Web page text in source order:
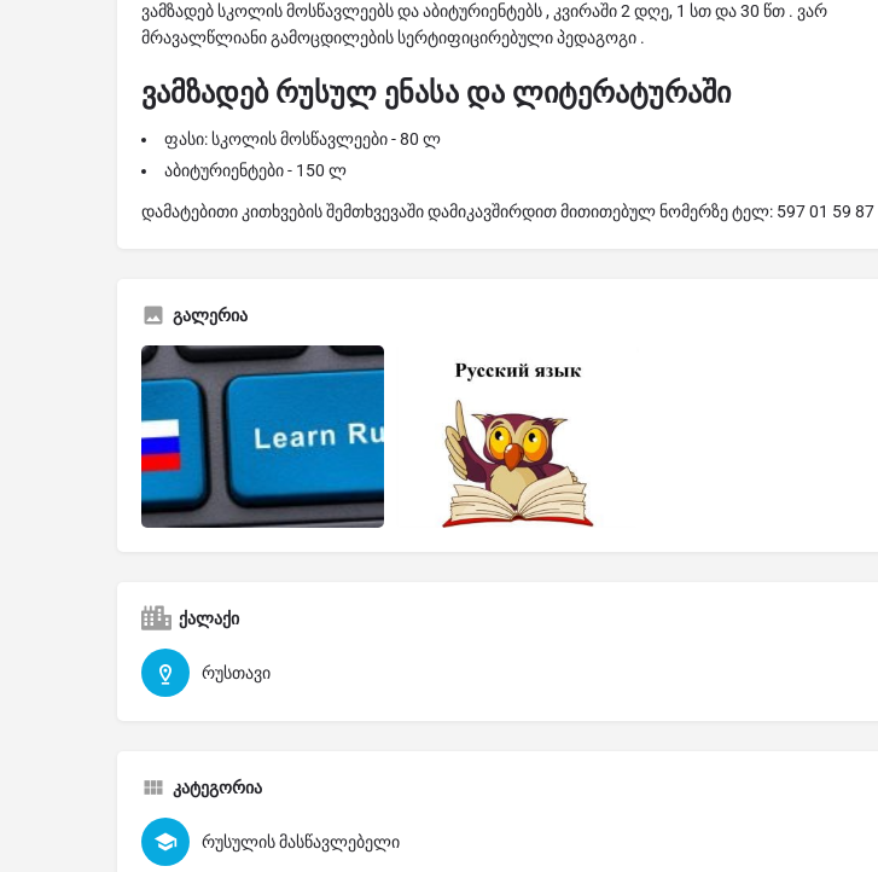
ვამზადებ სკოლის მოსწავლეებს და აბიტურიენტებს , კვირაში 2 დღე, 1 სთ და 30 წთ . ვარ
მრავალწლიანი გამოცდილების სერტიფიცირებული პედაგოგი .
ვამზადებ რუსულ ენასა და ლიტერატურაში
ფასი: სკოლის მოსწავლეები - 80 ლ
აბიტურიენტები - 150 ლ
დამატებითი კითხვების შემთხვევაში დამიკავშირდით მითითებულ ნომერზე ტელ: 597 01 59 87
გალერია
ქალაქი
რუსთავი
კატეგორია
რუსულის მასწავლებელი